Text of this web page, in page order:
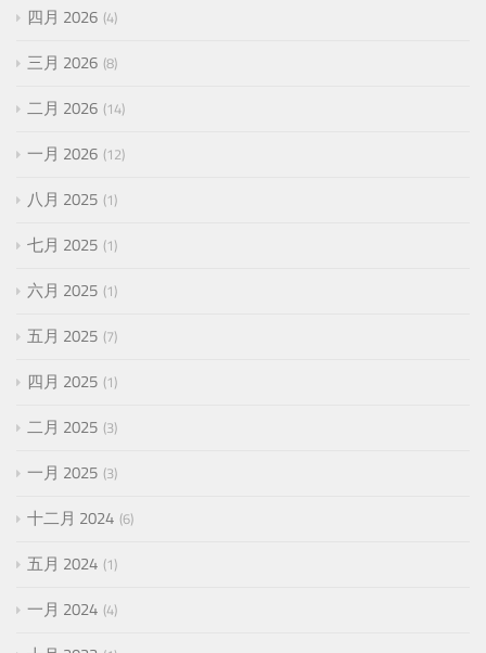
四月 2026 4
三月 2026 8
二月 2026 14
一月 2026 12
八月 2025 1
七月 2025 1
六月 2025 1
五月 2025 7
四月 2025 1
二月 2025 3
一月 2025 3
十二月 2024 6
五月 2024 1
一月 2024 4